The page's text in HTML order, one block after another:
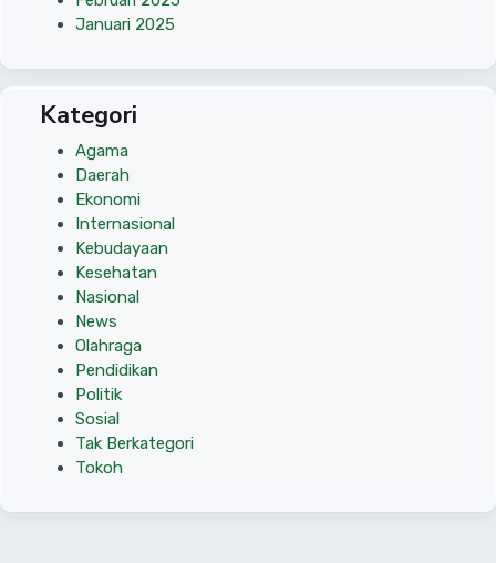
Januari 2025
Kategori
Agama
Daerah
Ekonomi
Internasional
Kebudayaan
Kesehatan
Nasional
News
Olahraga
Pendidikan
Politik
Sosial
Tak Berkategori
Tokoh